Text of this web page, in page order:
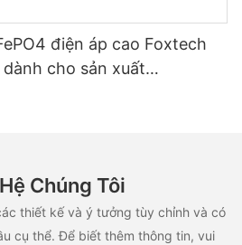
điện áp cao Foxtech
dành cho sản xuất
Chúng Tôi
thiết kế và ý tưởng tùy chỉnh và có
cụ thể. Để biết thêm thông tin, vui